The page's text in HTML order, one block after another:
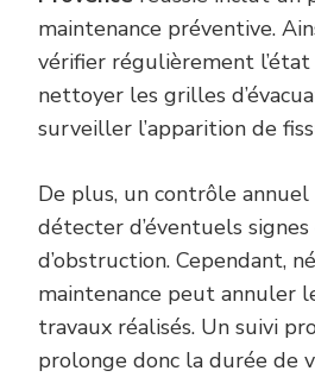
maintenance préventive.
vérifier régulièrement l’état
nettoyer les grilles
surveiller l’apparition de
De plus, un contrôle
détecter d’éventuels signes
d’obstruction. Cependant,
maintenance peut annuler
travaux réalisés. Un suivi
prolonge donc la durée de